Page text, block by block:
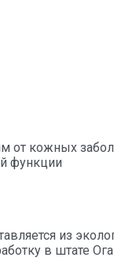
от кожных
функции
из
в штате